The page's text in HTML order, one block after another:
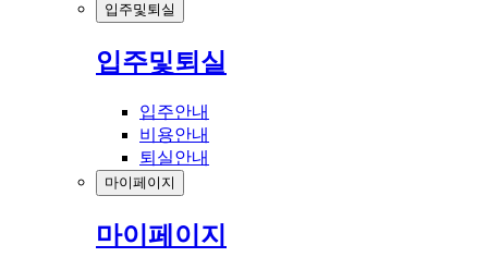
입주및퇴실
입주및퇴실
입주안내
비용안내
퇴실안내
마이페이지
마이페이지